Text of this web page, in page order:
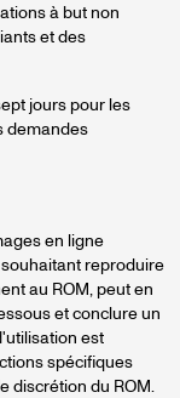
à but non
et des
jours pour les
demandes
en ligne
reproduire
au ROM, peut en
et conclure un
est
spécifiques
discrétion du ROM.